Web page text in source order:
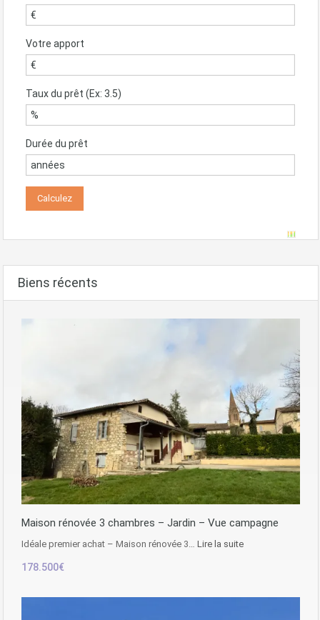
Votre apport
Taux du prêt (Ex: 3.5)
Durée du prêt
Biens récents
Maison rénovée 3 chambres – Jardin – Vue campagne
Idéale premier achat – Maison rénovée 3… Lire la suite
178.500€